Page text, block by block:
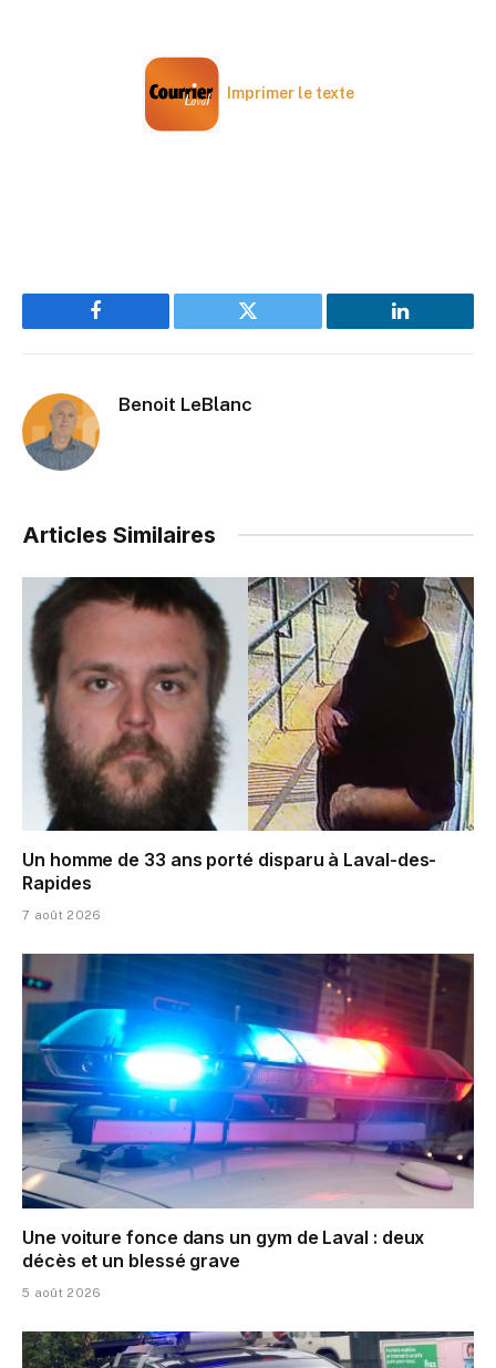
Imprimer le texte
Facebook Twitter LinkedIn
Benoit LeBlanc
Articles Similaires
Un homme de 33 ans porté disparu à Laval-des-
Rapides
7 août 2026
Une voiture fonce dans un gym de Laval : deux
décès et un blessé grave
5 août 2026